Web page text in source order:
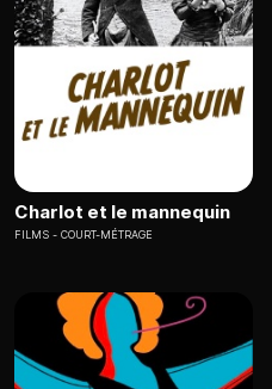
Charlot et le mannequin
FILMS COURT-MÉTRAGE